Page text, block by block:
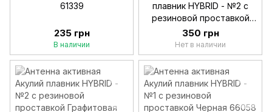
61339
235 грн
В наличии
плавник HYBRID - №2 с
резиновой проставкой
Черная 71699
350 грн
Нет в наличии